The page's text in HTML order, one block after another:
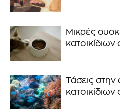
Μικρές
Τάσεις